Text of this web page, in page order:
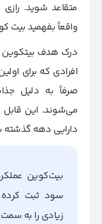
متقاعد شوید.
واقعاً بفهمید بیت
افرادی که برای
صرفاً به دلیل
می‌شوند. این قابل
دارایی دهه
سود ثبت کرده
زیادی را به